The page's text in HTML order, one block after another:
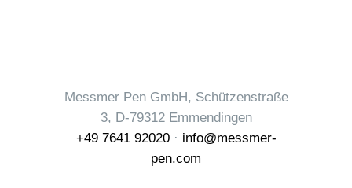
Messmer Pen GmbH, Schützenstraße
3, D-79312 Emmendingen
+49 7641 92020· info@messmer-
pen.com